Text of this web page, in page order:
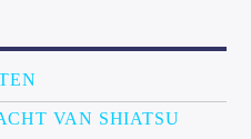
VAN SHIATSU